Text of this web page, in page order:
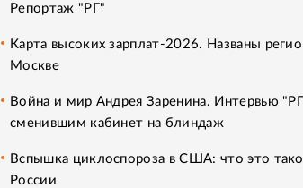
Репортаж "РГ"
Карта высоких зарплат-2026. Названы
Москве
Война и мир Андрея Заренина. Интервью
сменившим кабинет на блиндаж
Вспышка циклоспороза в США: что это
России